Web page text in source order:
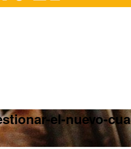
el-nuevo-